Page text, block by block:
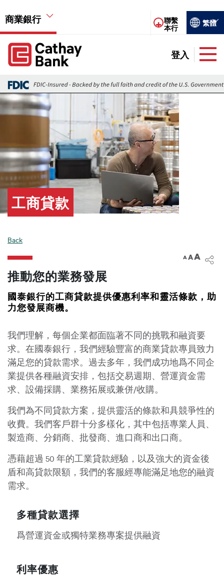
商業銀行
Global Header Hierarchy Menu
聯繫
本行
Select
繁體
登入
Global Header Hierarchy Menu
儲蓄賬戶
支票賬戶
財資管理
商業貸款
商業信用卡
圖片
工商貸款
Back
A
A A
推動您的業務發展
國泰銀行的工商貸款提供優惠利率和靈活條款，助
力您發展商機。
我們理解，每個企業都面臨著不同的挑戰和融資要
求。在國泰銀行，我們經驗豐富的商業貸款專員致力
滿足您的貸款需求。過去多年，我們成功地爲不同企
業提供各種融資安排，包括交易週期、營運資金需
求、設備採購、業務拓展或兼併/收購。
我們為不同貸款方案，提供靈活的條款和具競爭性的
收費。我們客戶群十分多樣化，其中包括專業人員、
製造商、分銷商、批發商、進口商和出口商。
憑藉超過 50 年的工業貸款經驗，以及強大的資金後
盾和高貸款限額，我們的客服經專能滿足地您的融資
需求。
多種貸款選擇
爲營運資金或獨特業務專案提供融資
利率優惠